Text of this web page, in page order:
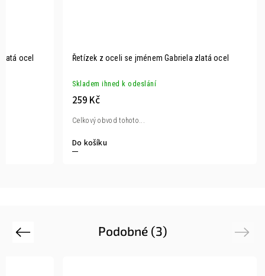
ocel Řetízek z oceli se jménem Gabriela zlatá ocel
Skladem ihned k odeslání
259 Kč
Do košíku
Celkový obvod tohoto...
Podobné (3)
Previous Next